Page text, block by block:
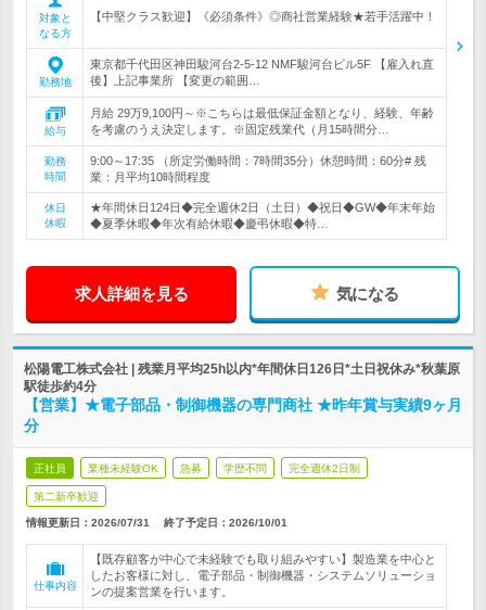
対象と
なる方
【中堅クラス歓迎】《必須条件》◎商社営業経験★若手活躍中！
勤務地
東京都千代田区神田駿河台2-5-12 NMF駿河台ビル5F 【雇入れ直
後】上記事業所 【変更の範囲…
給与
月給 29万9,100円～※こちらは最低保証金額となり、経験、年齢
を考慮のうえ決定します。※固定残業代（月15時間分…
勤務
時間
9:00～17:35 （所定労働時間：7時間35分）休憩時間：60分# 残
業：月平均10時間程度
休日
休暇
★年間休日124日◆完全週休2日（土日）◆祝日◆GW◆年末年始
◆夏季休暇◆年次有給休暇◆慶弔休暇◆特…
求人詳細を見る 気になる
松陽電工株式会社 | 残業月平均25h以内*年間休日126日*土日祝休み*秋葉原
駅徒歩約4分
【営業】★電子部品・制御機器の専門商社 ★昨年賞与実績9ヶ月
分
正社員 業種未経験OK 急募 学歴不問 完全週休2日制
第二新卒歓迎
情報更新日：2026/07/31 終了予定日： 2026/10/01
仕事内容
【既存顧客が中心で未経験でも取り組みやすい】製造業を中心と
したお客様に対し、電子部品・制御機器・システムソリューショ
ンの提案営業を行います。